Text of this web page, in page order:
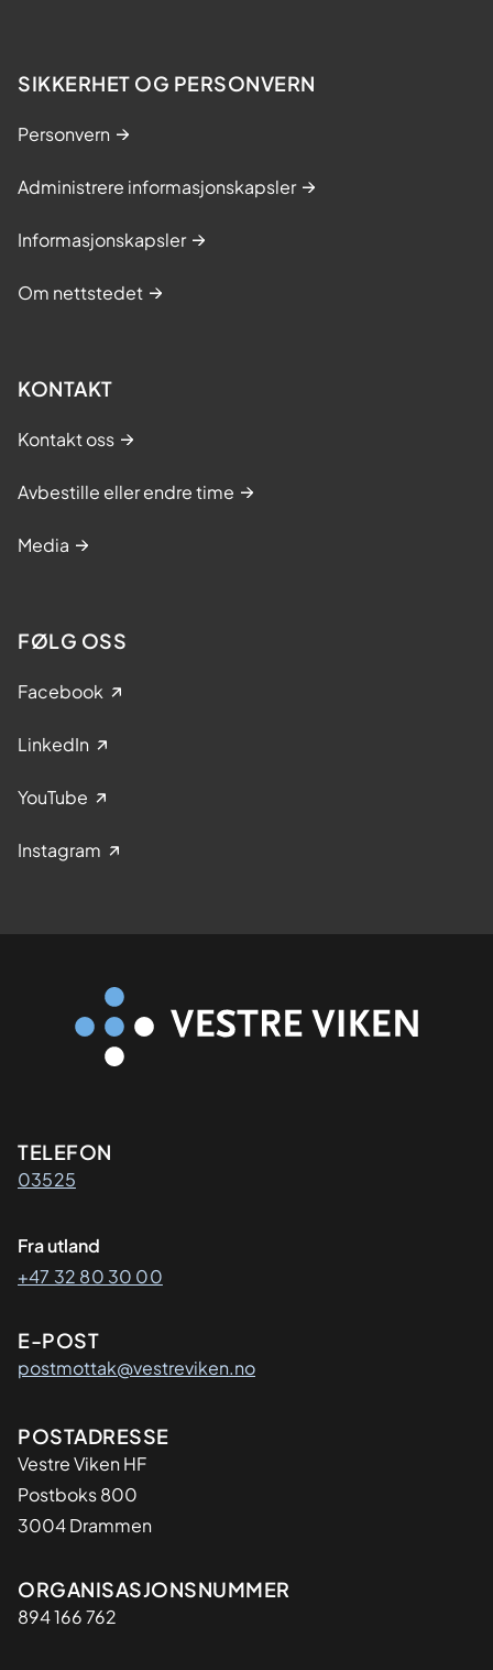
SIKKERHET OG PERSONVERN
Personvern
Administrere informasjonskapsler
Informasjonskapsler
Om nettstedet
KONTAKT
Kontakt oss
Avbestille eller endre time
Media
FØLG OSS
Facebook
LinkedIn
YouTube
Instagram
Kontaktinformasjon
TELEFON
03525
Fra utland
+47 32 80 30 00
E-POST
postmottak@vestreviken.no
Adresse
POSTADRESSE
Vestre Viken HF
Postboks 800
3004 Drammen
Organisasjon
ORGANISASJONSNUMMER
894 166 762